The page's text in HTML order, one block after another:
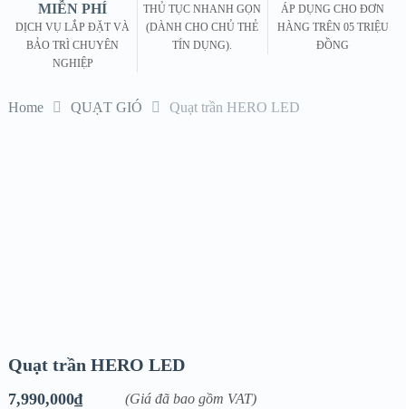
MIỄN PHÍ
DỊCH VỤ LẮP ĐẶT VÀ
BẢO TRÌ CHUYÊN
NGHIỆP
THỦ TỤC NHANH GỌN
(DÀNH CHO CHỦ THẺ
TÍN DỤNG).
ÁP DỤNG CHO ĐƠN
HÀNG TRÊN 05 TRIỆU
ĐỒNG
Home QUẠT GIÓ Quạt trần HERO LED
Quạt trần HERO LED
7,990,000₫ (Giá đã bao gồm VAT)